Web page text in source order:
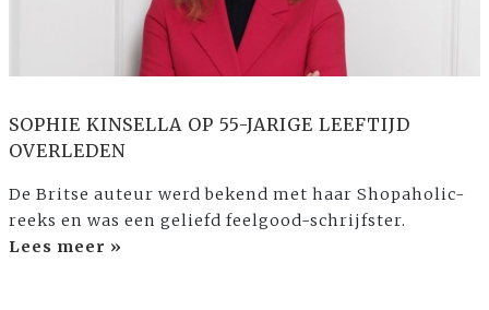
SOPHIE KINSELLA OP 55-JARIGE LEEFTIJD
OVERLEDEN
De Britse auteur werd bekend met haar Shopaholic-
reeks en was een geliefd feelgood-schrijfster.
Lees meer »